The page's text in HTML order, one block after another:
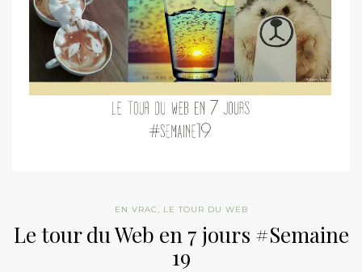
EN VRAC, LE TOUR DU WEB
Le tour du Web en 7 jours #Semaine
19